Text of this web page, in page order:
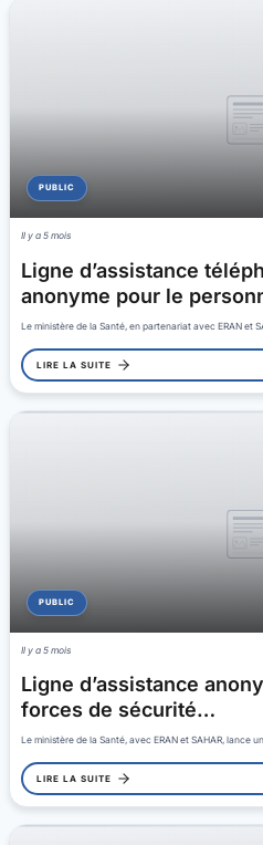
PUBLIC
Il y a 5 mois
Ligne d’assistance
anonyme pour le
Le ministère de la Santé, en partenariat avec ERAN et
LIRE LA SUITE
PUBLIC
Il y a 5 mois
Ligne d’assistance
forces de sécurité…
Le ministère de la Santé, avec ERAN et SAHAR, lance
LIRE LA SUITE